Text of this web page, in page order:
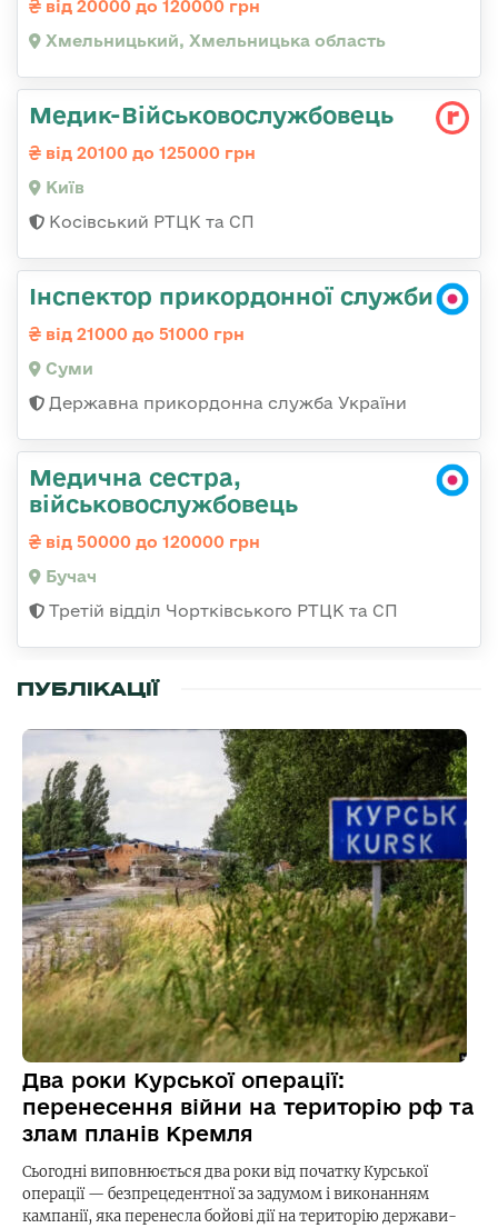
від 20000 до 120000 грн
Хмельницький, Хмельницька область
Медик-Військовослужбовець
від 20100 до 125000 грн
Київ
Косівський РТЦК та СП
Інспектор прикордонної служби
від 21000 до 51000 грн
Суми
Державна прикордонна служба України
Медична сестра,
військовослужбовець
від 50000 до 120000 грн
Бучач
Третій відділ Чортківського РТЦК та СП
ПУБЛІКАЦІЇ
Два роки Курської операції:
перенесення війни на територію рф та
злам планів Кремля
Сьогодні виповнюється два роки від початку Курської
операції — безпрецедентної за задумом і виконанням
кампанії, яка перенесла бойові дії на територію держави-